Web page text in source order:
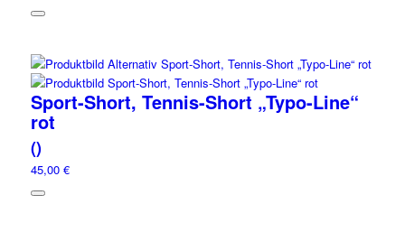
Sport-Short, Tennis-Short „Typo-Line“
rot
()
45,00 €